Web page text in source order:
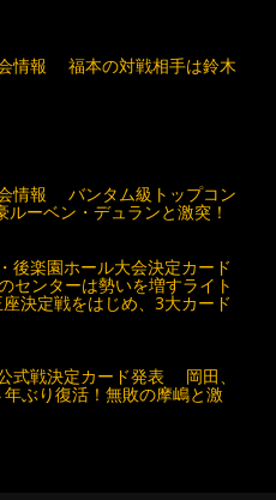
情報 福本の対戦相手は鈴木
情報 バンタム級トップコン
ーベン・デュランと激突！
後楽園ホール大会決定カード
ンターは勢いを増すライト
決定戦をはじめ、3大カード
式戦決定カード発表 岡田、
ぶり復活！無敗の摩嶋と激